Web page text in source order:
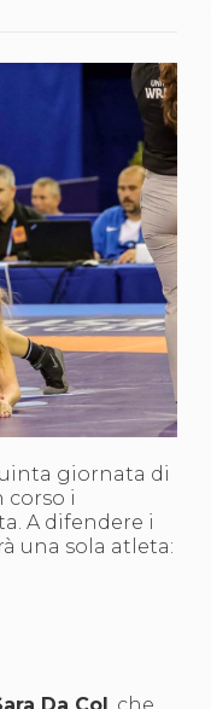
giornata di
corso i
A difendere i
una sola atleta: